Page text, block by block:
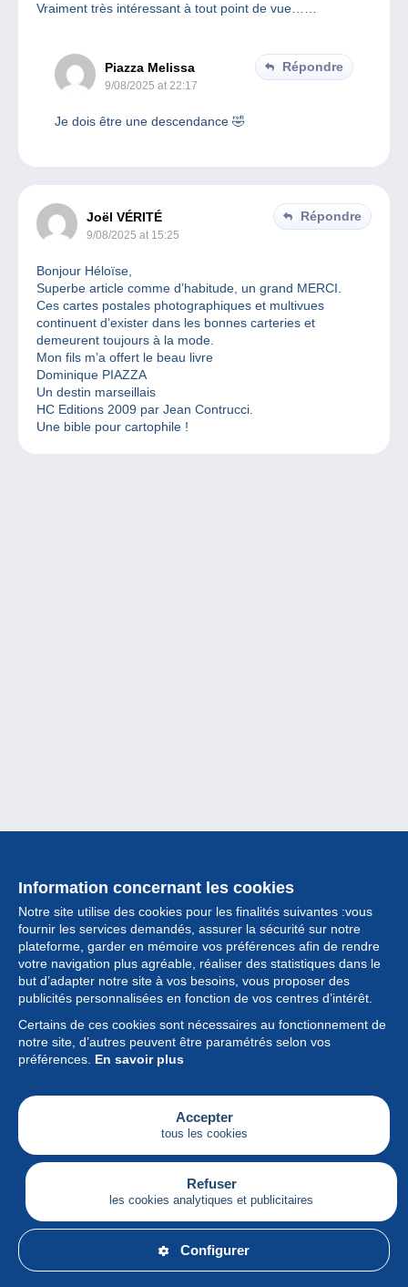
Vraiment très intéressant à tout point de vue……
Piazza Melissa
9/08/2025 at 22:17
Répondre
Je dois être une descendance 🤣
Joël VÉRITÉ
9/08/2025 at 15:25
Répondre
Bonjour Héloïse,
Superbe article comme d’habitude, un grand MERCI.
Ces cartes postales photographiques et multivues
continuent d’exister dans les bonnes carteries et
demeurent toujours à la mode.
Mon fils m’a offert le beau livre
Dominique PIAZZA
Un destin marseillais
HC Editions 2009 par Jean Contrucci.
Une bible pour cartophile !
Information concernant les cookies
Notre site utilise des cookies pour les finalités suivantes :vous
fournir les services demandés, assurer la sécurité sur notre
plateforme, garder en mémoire vos préférences afin de rendre
votre navigation plus agréable, réaliser des statistiques dans le
but d’adapter notre site à vos besoins, vous proposer des
publicités personnalisées en fonction de vos centres d’intérêt.
Certains de ces cookies sont nécessaires au fonctionnement de
notre site, d’autres peuvent être paramétrés selon vos
préférences. En savoir plus
Accepter
tous les cookies
Refuser
les cookies analytiques et publicitaires
Configurer
Collection
Actualités
Fonctionnalités
Société
Services
Articles
Français